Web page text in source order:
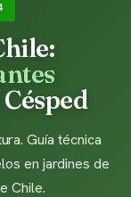
Guía técnica
en jardines de
Chile.